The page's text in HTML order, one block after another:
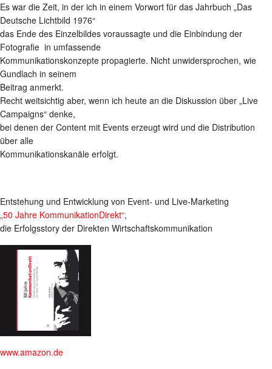
Es war die Zeit, in der ich in einem Vorwort für das Jahrbuch „Das
Deutsche Lichtbild 1976“
das Ende des Einzelbildes voraussagte und die Einbindung der
Fotografie in umfassende
Kommunikationskonzepte propagierte. Nicht unwidersprochen, wie
Gundlach in seinem
Beitrag anmerkt.
Recht weitsichtig aber, wenn ich heute an die Diskussion über „Live
Campaigns“ denke,
bei denen der Content mit Events erzeugt wird und die Distribution
über alle
Kommunikationskanäle erfolgt.
Entstehung und Entwicklung von Event- und Live-Marketing
„50 Jahre KommunikationDirekt“,
die Erfolgsstory der Direkten Wirtschaftskommunikation
www.amazon.de